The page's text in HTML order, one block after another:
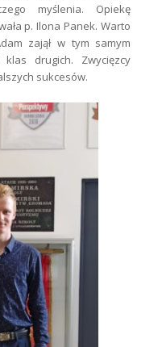
myślenia. Opiekę
p. Ilona Panek. Warto
zajął w tym samym
drugich. Zwycięzcy
sukcesów.